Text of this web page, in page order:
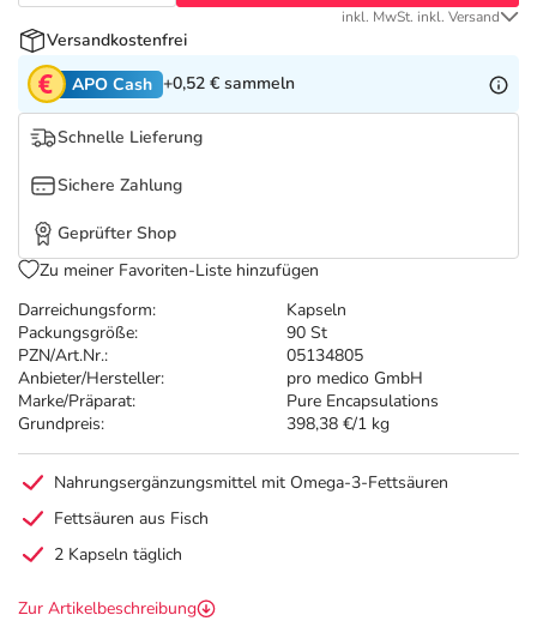
Tierapotheke
Vitamine & Mineralstoffe
Salus Deals
Darreichungsform:
Kapseln
Packungsgröße:
90 St
PZN/Art.Nr.:
05134805
Anbieter/Hersteller:
pro medico GmbH
Marke/Präparat:
Pure Encapsulations
Grundpreis:
398,38 €/1 kg
inkl. MwSt. inkl. Versand
Versandkostenfrei
APO Cash +0,52 € sammeln
Schnelle Lieferung
Sichere Zahlung
Geprüfter Shop
Zu meiner Favoriten-Liste hinzufügen
Nahrungsergänzungsmittel mit Omega-3-Fettsäuren
Fettsäuren aus Fisch
2 Kapseln täglich
Zur Artikelbeschreibung